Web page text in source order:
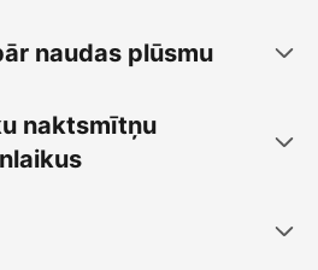
naudas plūsmu
naktsmītņu